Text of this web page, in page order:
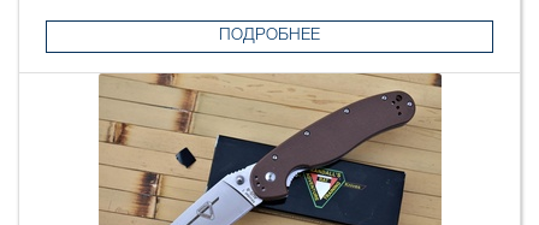
ПОДРОБНЕЕ